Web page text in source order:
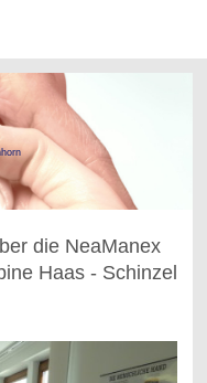
die NeaManex
Haas - Schinzel